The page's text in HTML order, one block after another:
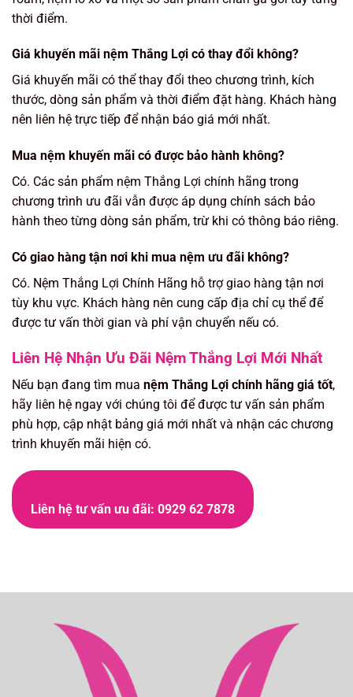
thời điểm.
Giá khuyến mãi nệm Thắng Lợi có thay đổi không?
Giá khuyến mãi có thể thay đổi theo chương trình, kích
thước, dòng sản phẩm và thời điểm đặt hàng. Khách hàng
nên liên hệ trực tiếp để nhận báo giá mới nhất.
Mua nệm khuyến mãi có được bảo hành không?
Có. Các sản phẩm nệm Thắng Lợi chính hãng trong
chương trình ưu đãi vẫn được áp dụng chính sách bảo
hành theo từng dòng sản phẩm, trừ khi có thông báo riêng.
Có giao hàng tận nơi khi mua nệm ưu đãi không?
Có. Nệm Thắng Lợi Chính Hãng hỗ trợ giao hàng tận nơi
tùy khu vực. Khách hàng nên cung cấp địa chỉ cụ thể để
được tư vấn thời gian và phí vận chuyển nếu có.
Liên Hệ Nhận Ưu Đãi Nệm Thắng Lợi Mới Nhất
Nếu bạn đang tìm mua nệm Thắng Lợi chính hãng giá tốt,
hãy liên hệ ngay với chúng tôi để được tư vấn sản phẩm
phù hợp, cập nhật bảng giá mới nhất và nhận các chương
trình khuyến mãi hiện có.
Liên hệ tư vấn ưu đãi: 0929 62 7878